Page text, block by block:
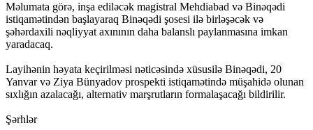
Məlumata görə, inşa ediləcək magistral Mehdiabad və Binəqədi
istiqamətindən başlayaraq Binəqədi şosesi ilə birləşəcək və
şəhərdaxili nəqliyyat axınının daha balanslı paylanmasına imkan
yaradacaq.
Layihənin həyata keçirilməsi nəticəsində xüsusilə Binəqədi, 20
Yanvar və Ziya Bünyadov prospekti istiqamətində müşahidə olunan
sıxlığın azalacağı, alternativ marşrutların formalaşacağı bildirilir.
Şərhlər